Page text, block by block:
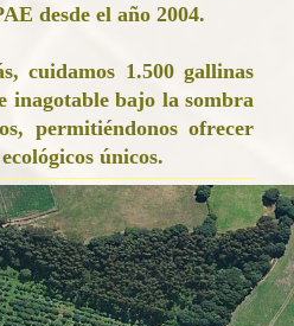
desde el año 2004.
cuidamos 1.500 gallinas
inagotable bajo la sombra
permitiéndonos ofrecer
únicos.